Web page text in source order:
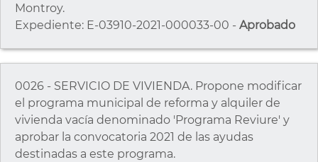
Montroy.
Expediente: E-03910-2021-000033-00 - Aprobado
0026 - SERVICIO DE VIVIENDA. Propone modificar
el programa municipal de reforma y alquiler de
vivienda vacía denominado 'Programa Reviure' y
aprobar la convocatoria 2021 de las ayudas
destinadas a este programa.